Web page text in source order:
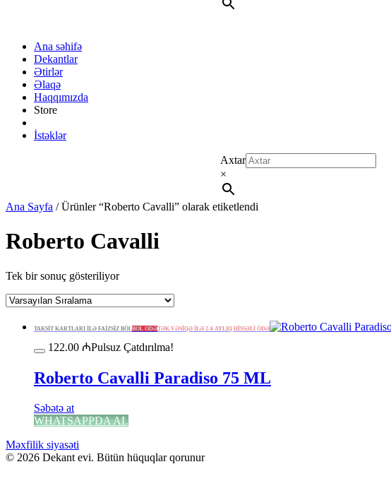
Ana səhifə
Dekantlar
Ətirlər
Əlaqə
Haqqımızda
Store
İstəklər
Axtar
×
Ana Sayfa / Ürünler “Roberto Cavalli” olarak etiketlendi
Roberto Cavalli
Tek bir sonuç gösteriliyor
TAKSİT KARTLARI İLƏ FAİZSİZ BÖLBÖL ÖDƏTƏK VƏSİQƏ İLƏ 2-6 AYLIQ HİSSƏLİ ÖDƏ
122.00 ₼Pulsuz Çatdırılma!
Roberto Cavalli Paradiso 75 ML
Səbətə at
WHATSAPPDA AL
Məxfilik siyasəti
© 2026 Dekant evi. Bütün hüquqlar qorunur